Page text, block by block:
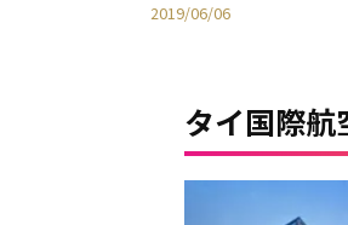
2019/06/06
タイ国際航